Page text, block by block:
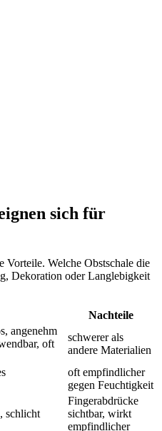
sich für
Vorteile. Welche Obstschale die
Dekoration oder Langlebigkeit
Nachteile
angenehm
oft
schwerer als
andere Materialien
oft empfindlicher
gegen Feuchtigkeit
schlicht
Fingerabdrücke
sichtbar, wirkt
empfindlicher